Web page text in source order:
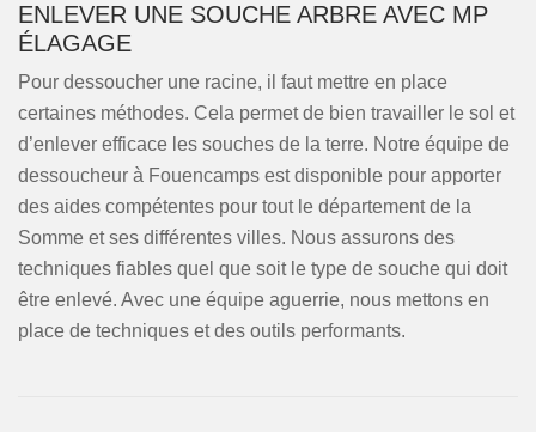
ENLEVER UNE SOUCHE ARBRE AVEC MP
ÉLAGAGE
Pour dessoucher une racine, il faut mettre en place
certaines méthodes. Cela permet de bien travailler le sol et
d’enlever efficace les souches de la terre. Notre équipe de
dessoucheur à Fouencamps est disponible pour apporter
des aides compétentes pour tout le département de la
Somme et ses différentes villes. Nous assurons des
techniques fiables quel que soit le type de souche qui doit
être enlevé. Avec une équipe aguerrie, nous mettons en
place de techniques et des outils performants.